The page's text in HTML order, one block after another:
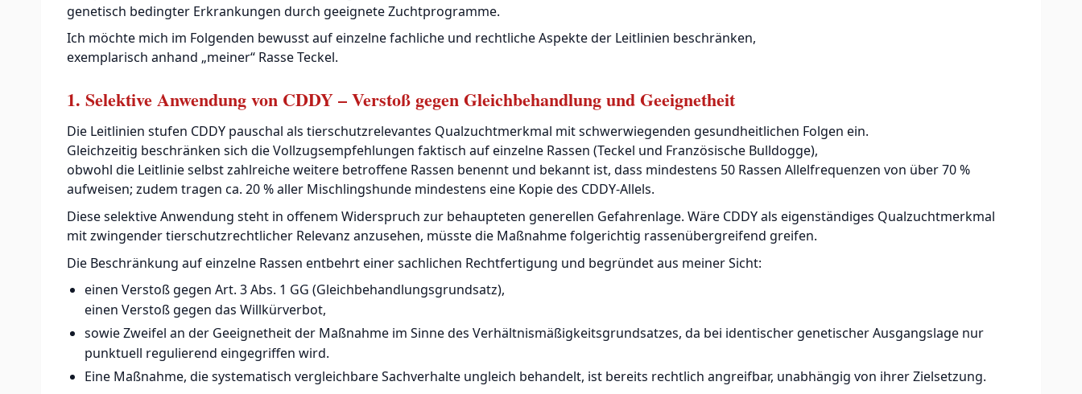
genetisch bedingter Erkrankungen durch geeignete Zuchtprogramme.
Ich möchte mich im Folgenden bewusst auf einzelne fachliche und rechtliche Aspekte der Leitlinien beschränken,
exemplarisch anhand „meiner“ Rasse Teckel.
1. Selektive Anwendung von CDDY – Verstoß gegen Gleichbehandlung und Geeignetheit
Die Leitlinien stufen CDDY pauschal als tierschutzrelevantes Qualzuchtmerkmal mit schwerwiegenden gesundheitlichen Folgen ein.
Gleichzeitig beschränken sich die Vollzugsempfehlungen faktisch auf einzelne Rassen (Teckel und Französische Bulldogge),
obwohl die Leitlinie selbst zahlreiche weitere betroffene Rassen benennt und bekannt ist, dass mindestens 50 Rassen Allelfrequenzen von über 70 %
aufweisen; zudem tragen ca. 20 % aller Mischlingshunde mindestens eine Kopie des CDDY-Allels.
Diese selektive Anwendung steht in offenem Widerspruch zur behaupteten generellen Gefahrenlage. Wäre CDDY als eigenständiges Qualzuchtmerkmal
mit zwingender tierschutzrechtlicher Relevanz anzusehen, müsste die Maßnahme folgerichtig rassenübergreifend greifen.
Die Beschränkung auf einzelne Rassen entbehrt einer sachlichen Rechtfertigung und begründet aus meiner Sicht:
einen Verstoß gegen Art. 3 Abs. 1 GG (Gleichbehandlungsgrundsatz),
einen Verstoß gegen das Willkürverbot,
sowie Zweifel an der Geeignetheit der Maßnahme im Sinne des Verhältnismäßigkeitsgrundsatzes, da bei identischer genetischer Ausgangslage nur
punktuell regulierend eingegriffen wird.
Eine Maßnahme, die systematisch vergleichbare Sachverhalte ungleich behandelt, ist bereits rechtlich angreifbar, unabhängig von ihrer Zielsetzung.